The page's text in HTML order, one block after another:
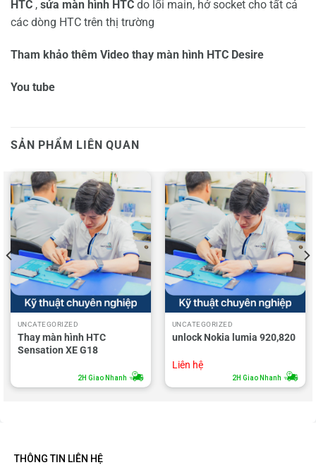
HTC , sửa màn hình HTC do lổi main, hở socket cho tất cả
các dòng HTC trên thị trường
Tham khảo thêm Video thay màn hình HTC Desire
You tube
SẢN PHẨM LIÊN QUAN
UNCATEGORIZED
Thay màn hình HTC
Sensation XE G18
2H Giao Nhanh
UNCATEGORIZED
unlock Nokia lumia 920,820
Liên hệ
2H Giao Nhanh
THÔNG TIN LIÊN HỆ